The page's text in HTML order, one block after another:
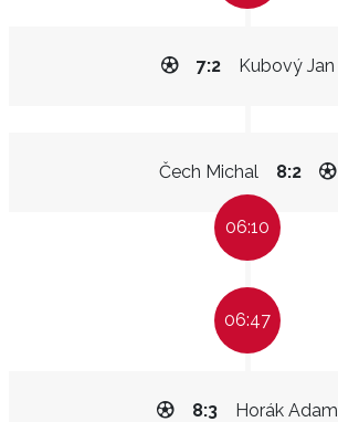
Kubový Jan
7:2
Čech Michal 8:2
06:10
06:47
Horák Adam
8:3